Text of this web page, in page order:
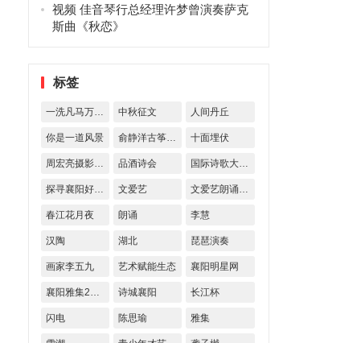
视频 佳音琴行总经理许梦曾演奏萨克
斯曲《秋恋》
标签
一洗凡马万古空 中秋征文 人间丹丘
你是一道风景 俞静洋古筝艺术交流 十面埋伏
周宏亮摄影作品 品酒诗会 国际诗歌大奖赛
探寻襄阳好风物 文爱艺 文爱艺朗诵诗歌
春江花月夜 朗诵 李慧
汉陶 湖北 琵琶演奏
画家李五九 艺术赋能生态 襄阳明星网
襄阳雅集23期 诗城襄阳 长江杯
闪电 陈思瑜 雅集